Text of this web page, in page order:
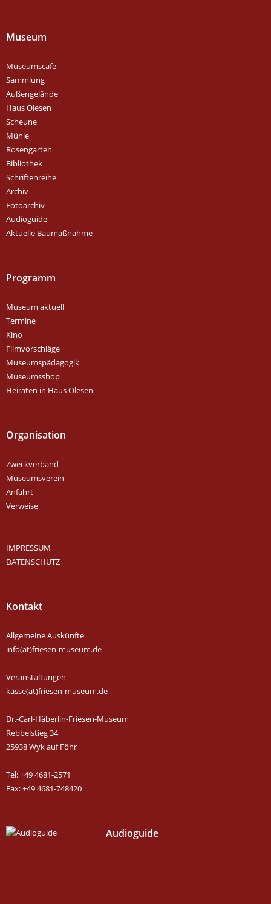
Museum
Museumscafe
Sammlung
Außengelände
Haus Olesen
Scheune
Mühle
Rosengarten
Bibliothek
Schriftenreihe
Archiv
Fotoarchiv
Audioguide
Aktuelle Baumaßnahme
Programm
Museum aktuell
Termine
Kino
Filmvorschläge
Museumspädagogik
Museumsshop
Heiraten in Haus Olesen
Organisation
Zweckverband
Museumsverein
Anfahrt
Verweise
IMPRESSUM
DATENSCHUTZ
Kontakt
Allgemeine Auskünfte
info(at)friesen-museum.de
Veranstaltungen
kasse(at)friesen-museum.de
Dr.-Carl-Häberlin-Friesen-Museum
Rebbelstieg 34
25938 Wyk auf Föhr
Tel: +49 4681-2571
Fax: +49 4681-748420
Audioguide